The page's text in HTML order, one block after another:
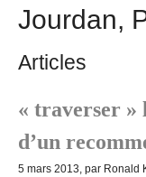
Jourdan,
Articles
« traverser »
d’un
5 mars 2013, par Ronald